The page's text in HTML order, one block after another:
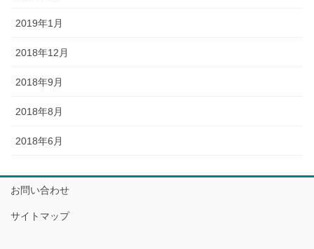
2019年1月
2018年12月
2018年9月
2018年8月
2018年6月
お問い合わせ
サイトマップ